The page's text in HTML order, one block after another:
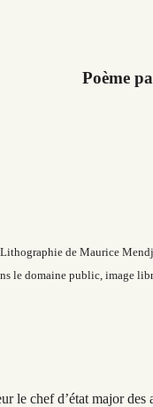
Poème
Lithographie de Maurice
le domaine public, image
le chef d’état major des